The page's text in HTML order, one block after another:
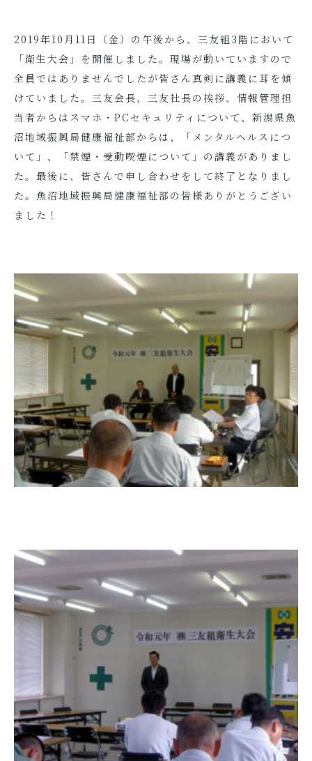
2019年10月11日（金）の午後から、三友組3階において
「衛生大会」を開催しました。現場が動いていますので
全員ではありませんでしたが皆さん真剣に講義に耳を傾
けていました。三友会長、三友社長の挨拶、情報管理担
当者からはスマホ・PCセキュリティについて、新潟県魚
沼地域振興局健康福祉部からは、「メンタルヘルスにつ
いて」、「禁煙・受動喫煙について」の講義がありまし
た。最後に、皆さんで申し合わせをして終了となりまし
た。魚沼地域振興局健康福祉部の皆様ありがとうござい
ました！